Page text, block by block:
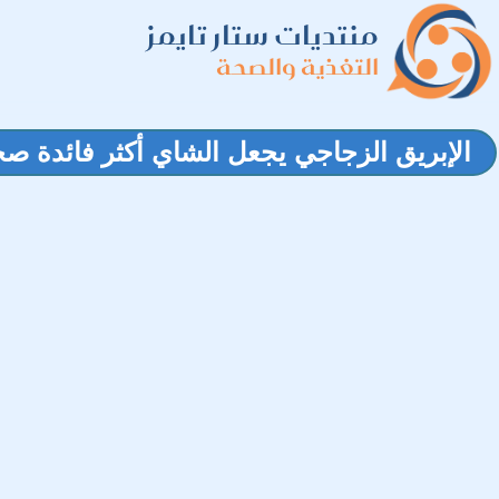
منتديات ستار تايمز
التغذية والصحة
الإبريق الزجاجي يجعل الشاي أكثر فائدة